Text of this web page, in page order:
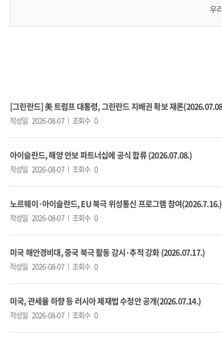
우
[그린란드] 美 트럼프 대통령, 그린란드 지배권 확보 재론
작성일 2026-08-07 조회수 0
아이슬란드, 해양 안보 파트너십에 공식 합류 (2026.07.08.)
작성일 2026-08-07 조회수 0
노르웨이·아이슬란드, EU 북극 위성통신 프로그램 참여(2026.7.16.)
작성일 2026-08-07 조회수 0
미국 해안경비대, 중국 북극 활동 감시·추적 강화 (2026.07.17.)
작성일 2026-08-07 조회수 0
미국, 관세율 하향 등 러시아 제재법 수정안 공개(2026.07.14.)
작성일 2026-08-07 조회수 0